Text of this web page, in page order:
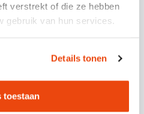
verstrekt of die ze hebben
gebruik van hun services.
Details tonen
toestaan
dag en de spanning
is het dat iedereen
en vertrekt, wat